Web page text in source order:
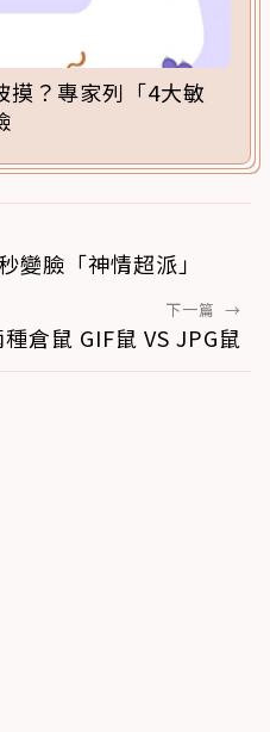
摸？專家列「4大敏
變臉「神情超派」
下一篇 →
倉鼠 GIF鼠 VS JPG鼠